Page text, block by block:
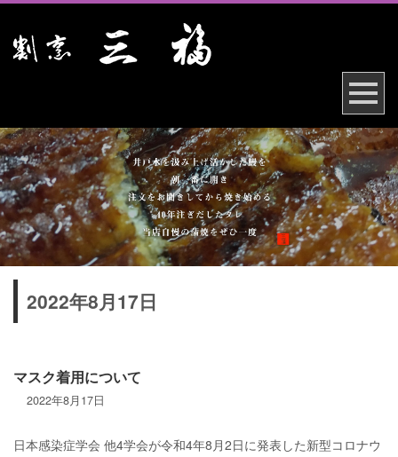
2022年8月17日
マスク着用について
2022年8月17日
日本感染症学会 他4学会が令和4年8月2日に発表した新型コロナウ